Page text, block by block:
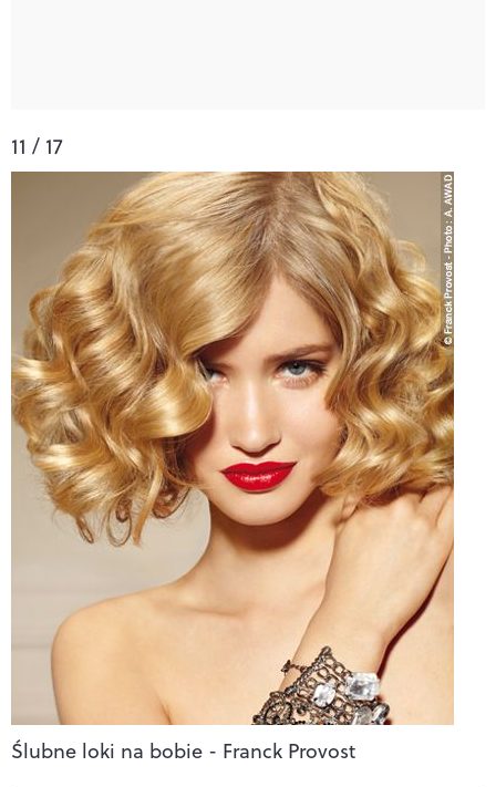
11 / 17
Ślubne loki na bobie - Franck Provost